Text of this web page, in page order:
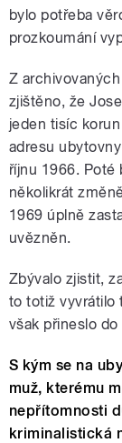
bylo potřeba
prozkoumání
Z
zjištěno, že
jeden tisíc
adresu
říjnu 1966. Poté
několikrát
1969 úplně
uvězněn.
Zbývalo zjistit,
to totiž vyvrátilo
však přineslo
S kým se na
muž, kterému
nepřítomnosti
kriminalistická